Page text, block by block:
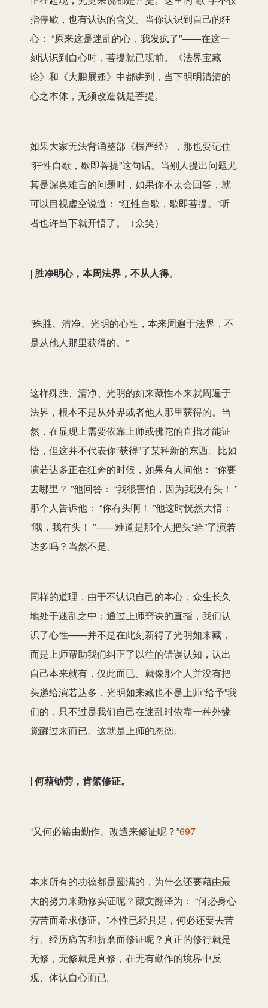
指停歇，也有认识的含义。当你认识到自己的狂
心： “原来这是迷乱的心，我发疯了”——在这一
刻认识到自心时，菩提就已现前。《法界宝藏
论》和《大鹏展翅》中都讲到，当下明明清清的
心之本体，无须改造就是菩提。
如果大家无法背诵整部《楞严经》，那也要记住
“狂性自歇，歇即菩提”这句话。当别人提出问题尤
其是深奥难言的问题时，如果你不太会回答，就
可以目视虚空说道： “狂性自歇，歇即菩提。”听
者也许当下就开悟了。（众笑）
| 胜净明心，本周法界，不从人得。
“殊胜、清净、光明的心性，本来周遍于法界，不
是从他人那里获得的。”
这样殊胜、清净、光明的如来藏性本来就周遍于
法界，根本不是从外界或者他人那里获得的。当
然，在显现上需要依靠上师或佛陀的直指才能证
悟，但这并不代表你“获得”了某种新的东西。比如
演若达多正在狂奔的时候，如果有人问他： “你要
去哪里？ ”他回答： “我很害怕，因为我没有头！ ”
那个人告诉他： “你有头啊！ ”他这时恍然大悟：
“哦，我有头！ ”——难道是那个人把头“给”了演若
达多吗？当然不是。
同样的道理，由于不认识自己的本心，众生长久
地处于迷乱之中；通过上师窍诀的直指，我们认
识了心性——并不是在此刻新得了光明如来藏，
而是上师帮助我们纠正了以往的错误认知，认出
自己本来就有，仅此而已。就像那个人并没有把
头递给演若达多，光明如来藏也不是上师“给予”我
们的，只不过是我们自己在迷乱时依靠一种外缘
觉醒过来而已。这就是上师的恩德。
| 何藉劬劳，肯綮修证。
“又何必籍由勤作、改造来修证呢？”697
本来所有的功德都是圆满的，为什么还要藉由最
大的努力来勤修实证呢？藏文翻译为： “何必身心
劳苦而希求修证。”本性已经具足，何必还要去苦
行、经历痛苦和折磨而修证呢？真正的修行就是
无修，无修就是真修，在无有勤作的境界中反
观、体认自心而已。